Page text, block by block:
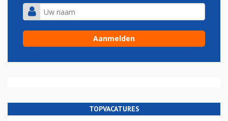
TOPVACATURES